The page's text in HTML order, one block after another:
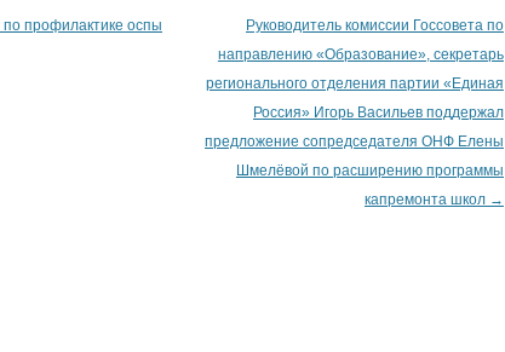
профилактике оспы
Руководитель комиссии Госсовета по
направлению «Образование», секретарь
регионального отделения партии «Единая
Россия» Игорь Васильев поддержал
предложение сопредседателя ОНФ Елены
Шмелёвой по расширению программы
капремонта школ →